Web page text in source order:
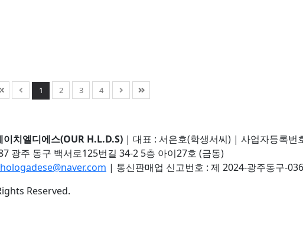
1 2 3 4
이치엘디에스(OUR H.L.D.S) | 대표 : 서은호(학생서씨) | 사업자등록번
광주 동구 백서로125번길 34-2 5층 아이27호 (금동)
hologadese@naver.com | 통신판매업 신고번호 : 제 2024-광주동구-
Reserved.